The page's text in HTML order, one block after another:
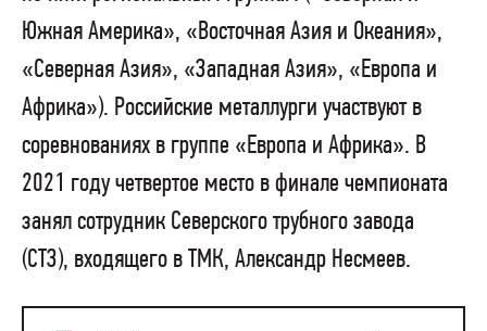
Южная Америка», «Восточная Азия и Океания»,
«Северная Азия», «Западная Азия», «Европа и
Африка»). Российские металлурги участвуют в
соревнованиях в группе «Европа и Африка». В
2021 году четвертое место в финале чемпионата
занял сотрудник Северского трубного завода
(СТЗ), входящего в ТМК, Александр Несмеев.